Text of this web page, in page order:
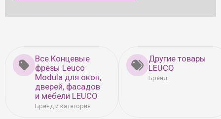
Все Концевые
фрезы Leuco
Modula для окон,
дверей, фасадов
и мебели LEUCO
Бренд и категория
Другие товары
LEUCO
Бренд